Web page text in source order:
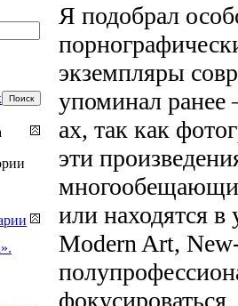
Я подобрал
экземпляры
упоминал ранее
ах, так как
эти
или находятся
Modern Art,